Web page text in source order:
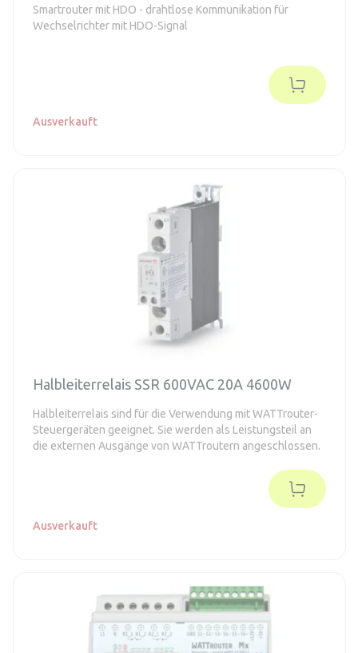
Smartrouter mit HDO - drahtlose Kommunikation für
Wechselrichter mit HDO-Signal
Ausverkauft
Halbleiterrelais SSR 600VAC 20A 4600W
Halbleiterrelais sind für die Verwendung mit WATTrouter-
Steuergeräten geeignet. Sie werden als Leistungsteil an
die externen Ausgänge von WATTroutern angeschlossen.
Ausverkauft